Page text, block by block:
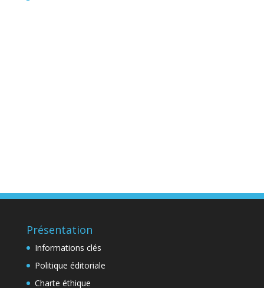
Présentation
Informations clés
Politique éditoriale
Charte éthique